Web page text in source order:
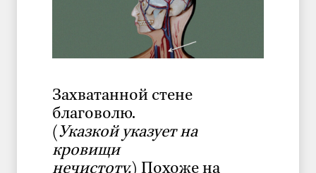
Захватанной стене
благоволю.
(Указкой указует на
кровищи
нечистоту.) Похоже на